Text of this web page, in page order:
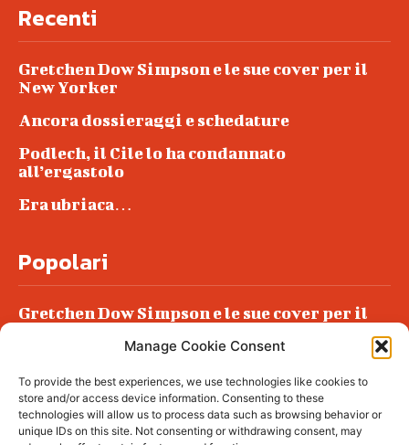
Manage Cookie Consent
To provide the best experiences, we use technologies like cookies to
store and/or access device information. Consenting to these
technologies will allow us to process data such as browsing behavior or
unique IDs on this site. Not consenting or withdrawing consent, may
Recenti
Gretchen Dow Simpson e le sue cover per il
New Yorker
Ancora dossieraggi e schedature
Podlech, il Cile lo ha condannato
all’ergastolo
Era ubriaca…
Popolari
Gretchen Dow Simpson e le sue cover per il
Podlech, il Cile lo ha condannato
all’ergastolo